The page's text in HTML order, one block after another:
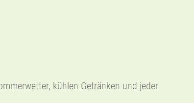
kühlen Getränken und jeder